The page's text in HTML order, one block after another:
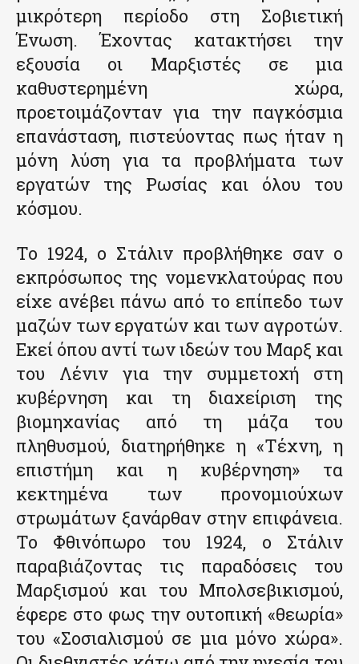
μικρότερη περίοδο στη Σοβιετική
Ένωση. Έχοντας κατακτήσει την
εξουσία οι Μαρξιστές σε μια
καθυστερημένη χώρα,
προετοιμάζονταν για την παγκόσμια
επανάσταση, πιστεύοντας πως ήταν η
μόνη λύση για τα προβλήματα των
εργατών της Ρωσίας και όλου του
κόσμου.
Το 1924, ο Στάλιν προβλήθηκε σαν ο
εκπρόσωπος της νομενκλατούρας που
είχε ανέβει πάνω από το επίπεδο των
μαζών των εργατών και των αγροτών.
Εκεί όπου αντί των ιδεών του Μαρξ και
του Λένιν για την συμμετοχή στη
κυβέρνηση και τη διαχείριση της
βιομηχανίας από τη μάζα του
πληθυσμού, διατηρήθηκε η «Τέχνη, η
επιστήμη και η κυβέρνηση» τα
κεκτημένα των προνομιούχων
στρωμάτων ξανάρθαν στην επιφάνεια.
Το Φθινόπωρο του 1924, ο Στάλιν
παραβιάζοντας τις παραδόσεις του
Μαρξισμού και του Μπολσεβικισμού,
έφερε στο φως την ουτοπική «θεωρία»
του «Σοσιαλισμού σε μια μόνο χώρα».